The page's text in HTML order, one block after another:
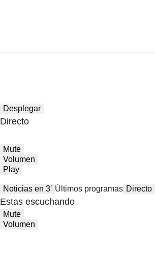
Desplegar
Directo
Mute
Volumen
Play
Noticias en 3′ Últimos programas Directo
Estas escuchando
Mute
Volumen